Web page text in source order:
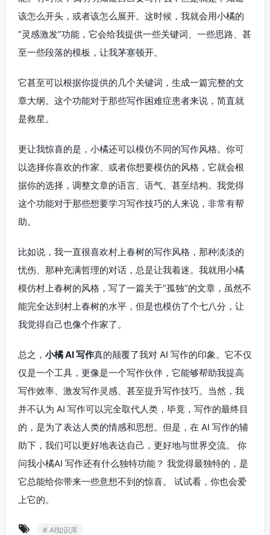
该怎么开头，或者该怎么展开。这时候，我就会用小橘的
“灵感激发”功能，它会给我提供一些关键词、一些思路、甚
至一些段落的模板，让我茅塞顿开。
它甚至可以根据你提供的几个关键词，生成一篇完整的文
章大纲。这个功能对于那些写作困难症患者来说，简直就
是救星。
更让我惊喜的是，小橘还可以模仿不同的写作风格。你可
以选择你喜欢的作家、或者你想要模仿的风格，它就会根
据你的选择，调整文章的语言、语气、甚至结构。我觉得
这个功能对于那些想要学习写作技巧的人来说，非常有帮
助。
比如说，我一直很喜欢村上春树的写作风格，那种淡淡的
忧伤、那种充满哲理的对话，总是让我着迷。我就用小橘
模仿村上春树的风格，写了一篇关于“孤独”的文章，虽然不
能完全达到村上春树的水平，但是也模仿了个七八分，让
我觉得自己也像个作家了。
总之， 小橘 AI 写作真的颠覆了我对 AI 写作的印象。它不仅
仅是一个工具，更像是一个写作伙伴，它能够帮助我提高
写作效率、激发写作灵感、甚至提升写作技巧。当然，我
并不认为 AI 写作可以完全取代人类，毕竟，写作的最终目
的，是为了表达人类的情感和思想。但是，在 AI 写作的辅
助下，我们可以更好地表达自己，更好地与世界交流。 你
问我小橘AI 写作还有什么独特功能？ 我觉得最独特的，是
它总能给你带来一些意想不到的惊喜。 试试看，你也会爱
上它的。
# AI知识库